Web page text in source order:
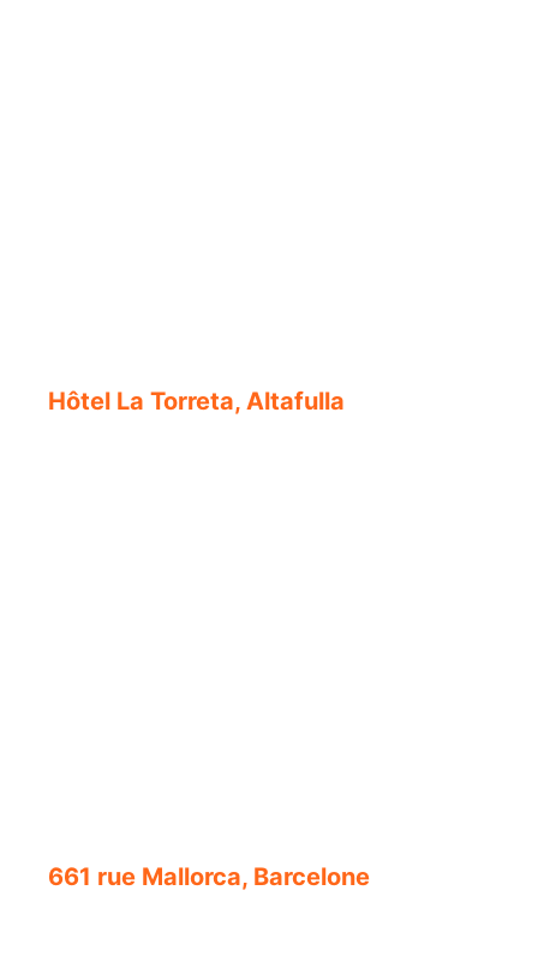
Hôtel La Torreta, Altafulla
661 rue Mallorca, Barcelone